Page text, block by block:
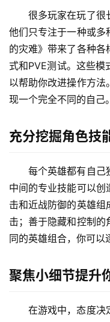
很多玩家在玩了很
他们只专注于一种或多
的灾难》带来了各种
式和PVE测试。这些模
以帮助你改进操作方法
现一个完全不同的自己。
充分挖掘角色技
每个英雄都有自己
中间的专业技能可以
击和近战防御的英雄
击；善于隐藏和控制
同的英雄组合，你可以
聚焦小细节提升
在游戏中，态度决